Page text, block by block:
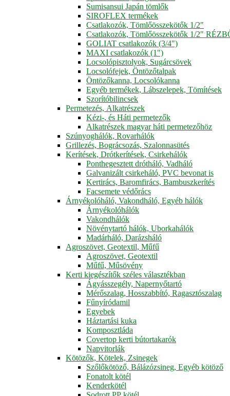
Sumisansui Japán tömlők
SIROFLEX termékek
Csatlakozók, Tömlőösszekötők 1/2"
Csatlakozók, Tömlőösszekötők 1/2"
GOLIAT csatlakozók (3/4")
MAXI csatlakozók (1")
Locsolópisztolyok, Sugárcsövek
Locsolófejek, Öntözőtalpak
Öntözőkanna, Locsolókanna
Egyéb termékek, Lábszelepek, Tömítések
Szorítóbilincsek
Permetezés, Alkatrészek
Kézi-, és Háti permetezők
Alkatrészek magyar háti permetezőhöz
Szúnyoghálók, Rovarhálók
Grillezés, Bográcsozás, Szalonnasütés
Kerítések, Drótkerítések, Csirkehálók
Ponthegesztett drótháló, Vadháló
Galvanizált csirkeháló, PVC bevonat is
Kertirács, Baromfirács, Bambuszkerítés
Facsemete védőrács
Árnyékolóháló, Vakondháló, Egyéb hálók
Árnyékolóhálók
Vakondhálók
Növénytartó hálók, Uborkahálók
Madárháló, Darázsháló
Agroszövet, Geotextil, Műfű
Agroszövet, Geotextil
Műfű, Műsövény
Kerti kiegészítők széles választékban
Ágyásszegély, Napernyőtartó
Mérőszalag, Hosszabbító, Ragasztószalag
Fűnyíródamil
Egyebek
Háztartási kuka
Komposztláda
Covertop kerti bútortakarók
Napvitorlák
Kötözők, Kötelek, Zsinegek
Szőlőkötöző, Bálázózsineg, Egyéb kötöző
Fonatolt kötél
Kenderkötél